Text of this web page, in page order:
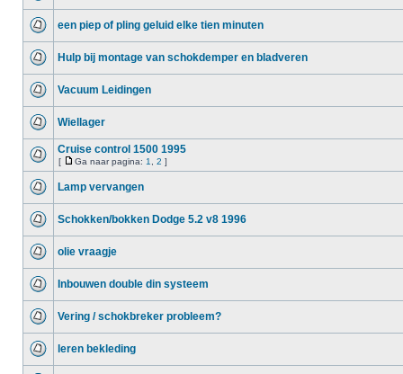
een piep of pling geluid elke tien minuten
Hulp bij montage van schokdemper en bladveren
Vacuum Leidingen
Wiellager
Cruise control 1500 1995
[ Ga naar pagina: 1 2 ]
Lamp vervangen
Schokken/bokken Dodge 5.2 v8 1996
olie vraagje
Inbouwen double din systeem
Vering / schokbreker probleem?
leren bekleding